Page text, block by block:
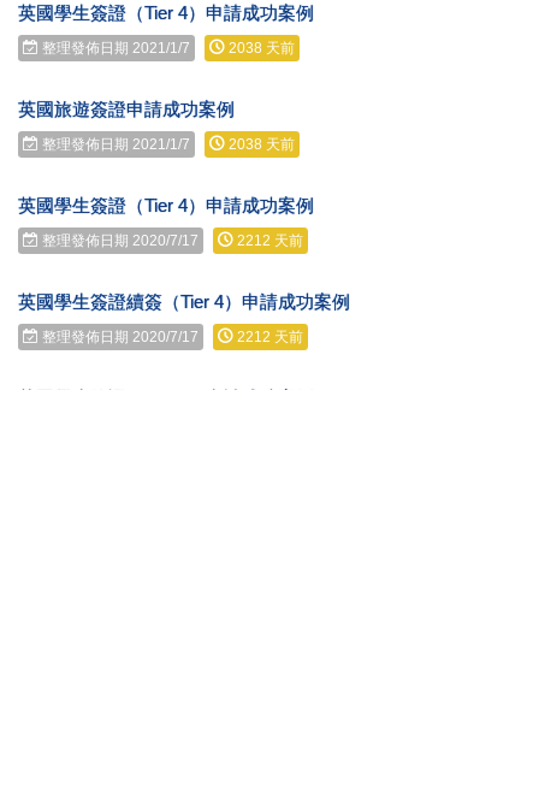
英國學生簽證（Tier 4）申請成功案例
整理發佈日期 2021/1/7 2038 天前
英國旅遊簽證申請成功案例
整理發佈日期 2021/1/7 2038 天前
英國學生簽證（Tier 4）申請成功案例
整理發佈日期 2020/7/17 2212 天前
英國學生簽證續簽（Tier 4）申請成功案例
整理發佈日期 2020/7/17 2212 天前